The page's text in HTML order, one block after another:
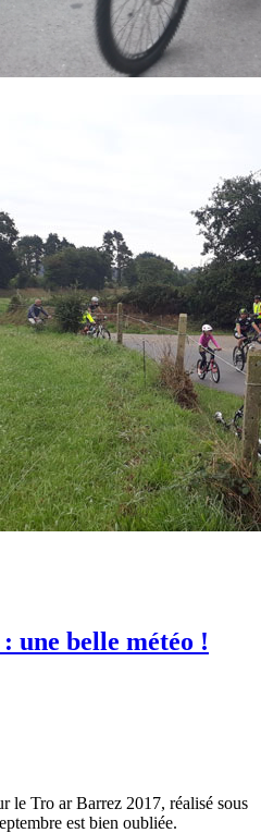
une belle météo !
le Tro ar Barrez 2017, réalisé sous
est bien oubliée.